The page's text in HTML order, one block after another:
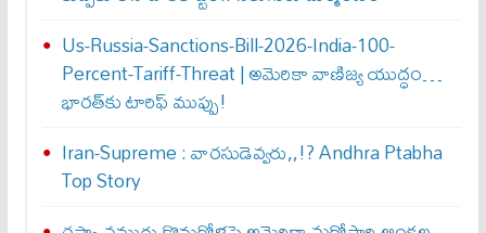
Us-Russia-Sanctions-Bill-2026-India-100-
Percent-Tariff-Threat | అమెరికా వాణిజ్య యుద్ధం…
భారత్‌కు టారిఫ్ ముప్పు!
Iran-Supreme : వార‌సుడెవ్వ‌రు,,!? Andhra Ptabha
Top Story